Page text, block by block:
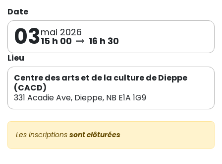
Date
03mai 2026
15 h 00 16 h 30
Lieu
Centre des arts et de la culture de Dieppe
(CACD)
331 Acadie Ave, Dieppe, NB E1A 1G9
Les inscriptions sont clôturées